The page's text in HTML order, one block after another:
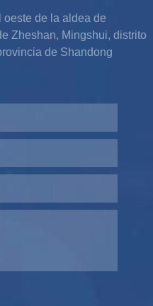
oeste de la aldea de
Zheshan, Mingshui, distrito
de Shandong